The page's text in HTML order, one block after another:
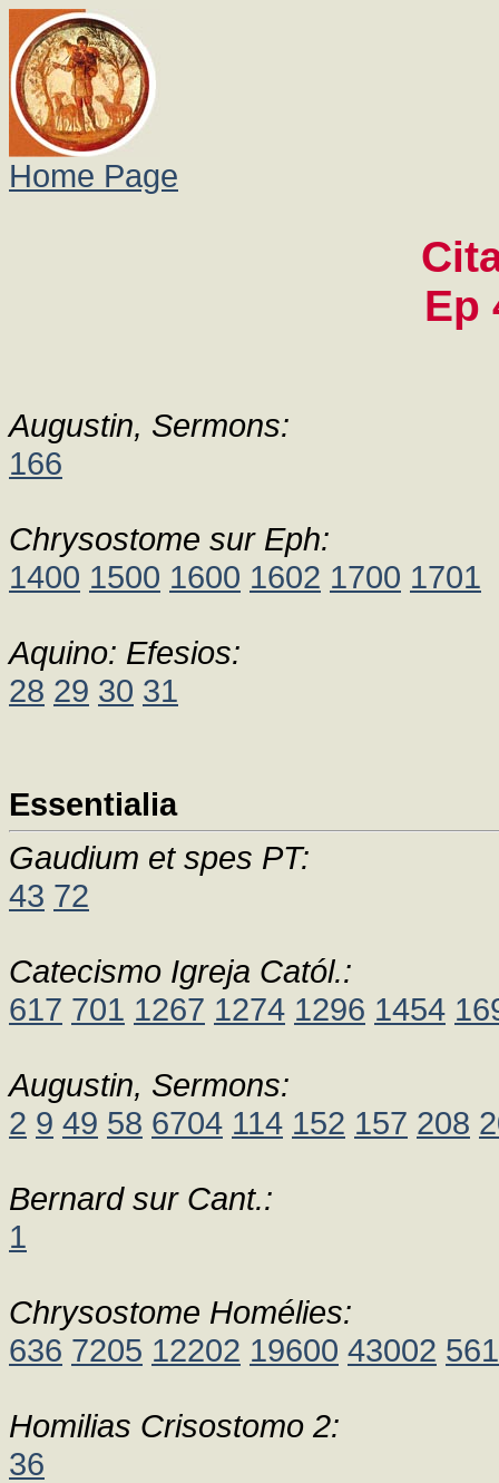
Home Page
Ep
Augustin, Sermons:
166
Chrysostome sur Eph:
1400 1500 1600 1602 1700 1701
Aquino: Efesios:
28 29 30 31
Essentialia
Gaudium et spes PT:
43 72
Catecismo Igreja Catól.:
617 701 1267 1274 1296 1454
Augustin, Sermons:
2 9 49 58 6704 114 152 157 208
Bernard sur Cant.:
1
Chrysostome Homélies:
636 7205 12202 19600 43002
Homilias Crisostomo 2:
36